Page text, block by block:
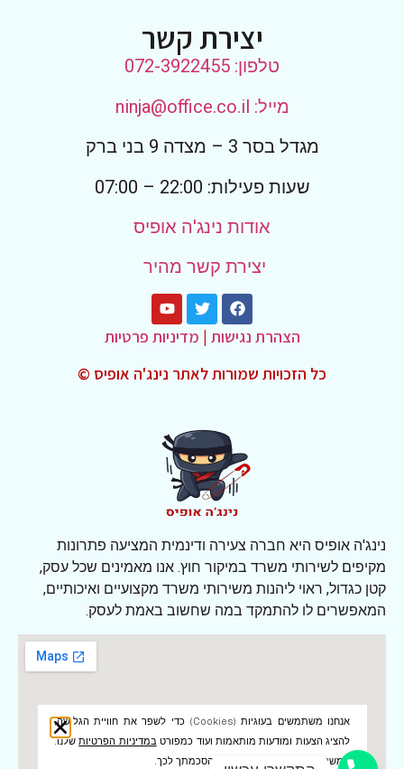
יצירת קשר
טלפון: 072-3922455
מייל: ninja@office.co.il
מגדל בסר 3 – מצדה 9 בני ברק
שעות פעילות: 22:00 – 07:00
אודות נינג'ה אופיס
יצירת קשר מהיר
הצהרת נגישות | מדיניות פרטיות
כל הזכויות שמורות לאתר נינג'ה אופיס ©
נינג'ה אופיס היא חברה צעירה ודינמית המציעה פתרונות
מקיפים לשירותי משרד במיקור חוץ. אנו מאמינים שכל עסק,
קטן כגדול, ראוי ליהנות משירותי משרד מקצועיים ואיכותיים,
המאפשרים לו להתמקד במה שחשוב באמת לעסק.
אנחנו משתמשים בעוגיות (cookies) כדי לשפר את חוויית הגלישה,
להציג הצעות ומודעות מותאמות ועוד כמפורטבמדיניות הפרטיותשלנו.
המשך הגלישה באתר מהווה את הסכמתך לכך.